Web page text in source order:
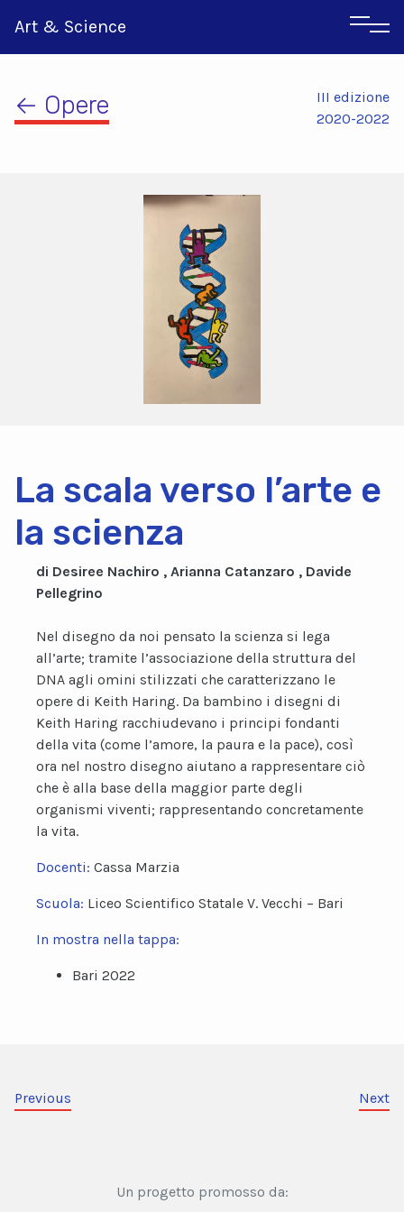
Art & Science
← Opere
III edizione
2020-2022
La scala verso l’arte e
la scienza
di Desiree Nachiro , Arianna Catanzaro , Davide
Pellegrino
Nel disegno da noi pensato la scienza si lega
all’arte; tramite l’associazione della struttura del
DNA agli omini stilizzati che caratterizzano le
opere di Keith Haring. Da bambino i disegni di
Keith Haring racchiudevano i principi fondanti
della vita (come l’amore, la paura e la pace), così
ora nel nostro disegno aiutano a rappresentare ciò
che è alla base della maggior parte degli
organismi viventi; rappresentando concretamente
la vita.
Docenti: Cassa Marzia
Scuola: Liceo Scientifico Statale V. Vecchi – Bari
In mostra nella tappa:
Bari 2022
Previous Next
Un progetto promosso da: